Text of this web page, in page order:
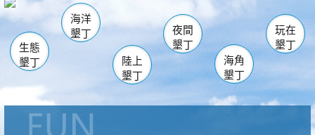
南仁湖
海生館
恆春 佳樂水
龍鑾潭自然中心 森林遊樂區
瓊麻館
關山 墾管處遊客中心
社頂公園 風吹沙
船帆石
白砂 龍磐公園
香蕉灣
砂島
鵝鑾鼻
生態
墾丁
海洋
墾丁
陸上
墾丁
夜間
墾丁
海角
墾丁
玩在
墾丁